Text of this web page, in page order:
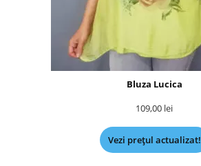
Bluza Lucica
109,00 lei
Vezi prețul actualizat!